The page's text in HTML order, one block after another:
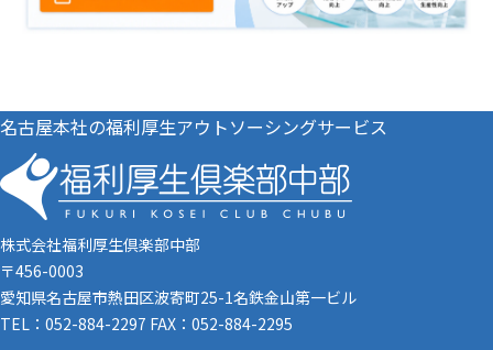
名古屋本社の福利厚生アウトソーシングサービス
株式会社福利厚生倶楽部中部
〒456-0003
愛知県名古屋市熱田区波寄町25-1名鉄金山第一ビル
TEL：052-884-2297 FAX：052-884-2295